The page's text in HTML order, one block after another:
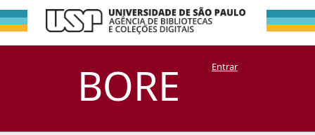
BORE
Busca no Acervo
DSpace/Manakin + CoriscoEntrar